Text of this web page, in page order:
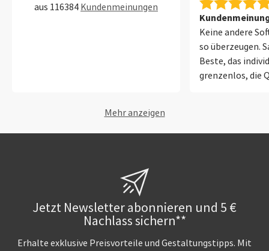
aus 116384 Kundenmeinungen
Keine andere
so überzeugen.
Beste, das
grenzenlos, die
Mehr anzeigen
Jetzt Newsletter abonnieren und 5 €
Nachlass sichern**
Erhalte exklusive Preisvorteile und Gestaltungstipps. Mit